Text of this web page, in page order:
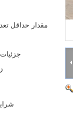
مقدار حداقل